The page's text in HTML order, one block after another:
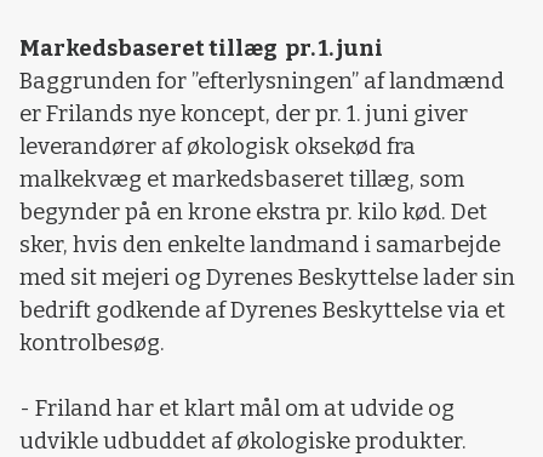
Markedsbaseret tillæg pr. 1. juni
Baggrunden for ”efterlysningen” af landmænd
er Frilands nye koncept, der pr. 1. juni giver
leverandører af økologisk oksekød fra
malkekvæg et markedsbaseret tillæg, som
begynder på en krone ekstra pr. kilo kød. Det
sker, hvis den enkelte landmand i samarbejde
med sit mejeri og Dyrenes Beskyttelse lader sin
bedrift godkende af Dyrenes Beskyttelse via et
kontrolbesøg.
- Friland har et klart mål om at udvide og
udvikle udbuddet af økologiske produkter.